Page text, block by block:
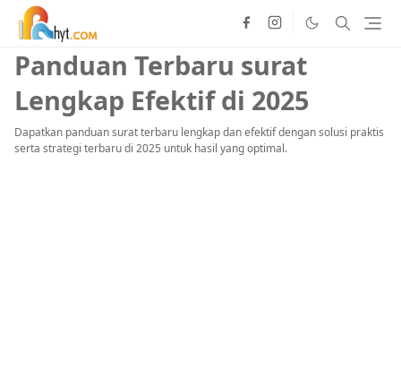
Panduan Terbaru surat
Lengkap Efektif di 2025
Dapatkan panduan surat terbaru lengkap dan efektif dengan solusi praktis
serta strategi terbaru di 2025 untuk hasil yang optimal.